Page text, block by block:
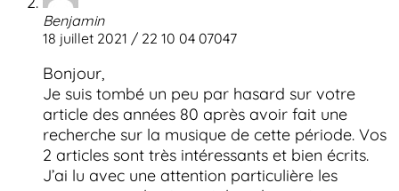
Benjamin
18 juillet 2021 / 22 10 04 07047
Bonjour,
Je suis tombé un peu par hasard sur votre
article des années 80 après avoir fait une
recherche sur la musique de cette période. Vos
2 articles sont très intéressants et bien écrits.
J’ai lu avec une attention particulière les